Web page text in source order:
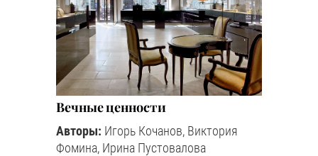
Вечные ценности
Авторы: Игорь Кочанов, Виктория
Фомина, Ирина Пустовалова